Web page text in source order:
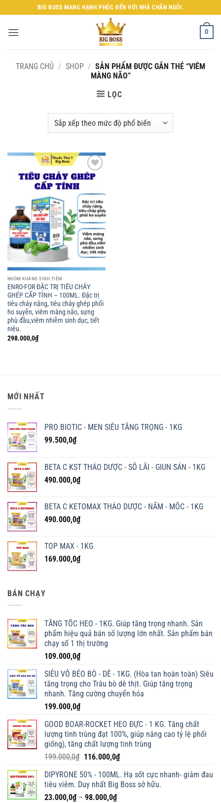
qua
nội
BIG BOSS MANG HẠNH PHÚC ĐẾN VỚI NHÀ CHĂN NUÔI.
0
TRANG CHỦ / SHOP / SẢN PHẨM ĐƯỢC GẮN THẺ “VIÊM
MÀNG NÃO”
LỌC
Add to
NHÓM KHÁNG SINH TIÊM
ENRO-FOR ĐẶC TRỊ TIÊU CHẢY
GHÉP CẤP TÍNH – 100ML. Đặc trị
tiêu chảy nặng, tiêu chảy ghép phổi
ho suyễn, viêm màng não, sưng
phù đầu,viêm nhiễm sinh dục, tiết
niệu.
298.000,0₫
MỚI NHẤT
PRO BIOTIC - MEN SIÊU TĂNG TRỌNG - 1KG
99.500,0₫
BETA C KST THẢO DƯỢC - SỔ LÃI - GIUN SÁN - 1KG
490.000,0₫
BETA C KETOMAX THẢO DƯỢC - NẤM - MỐC - 1KG
490.000,0₫
TOP MAX - 1KG
169.000,0₫
BÁN CHẠY
TĂNG TỐC HEO - 1KG. Giúp tăng trọng nhanh. Sản
phẩm hiệu quả bán số lượng lớn nhất. Sản phẩm bán
chạy số 1 thị trường
109.000,0₫
SIÊU VỖ BÉO BÒ - DÊ - 1KG. (Hòa tan hoàn toàn) Siêu
tăng trọng cho Trâu bò dê thịt. Giúp tăng trọng
nhanh. Tăng cường chuyển hóa
199.000,0₫
GOOD BOAR-ROCKET HEO ĐỰC - 1 KG. Tăng chất
lượng tinh trùng đạt 100%, giúp nâng cao tỷ lệ phối
giống), tăng chất lượng tinh trùng
199.000,0₫ Giá
là:
199.000,0₫.
116.000,0₫Giá
tại
là:
DIPYRONE 50% - 100ML. Hạ sốt cực nhanh- giảm đau
tiêu viêm. Duy nhất Big Boss sở hữu.
23.000,0₫ – 98.000,0₫Khoảng